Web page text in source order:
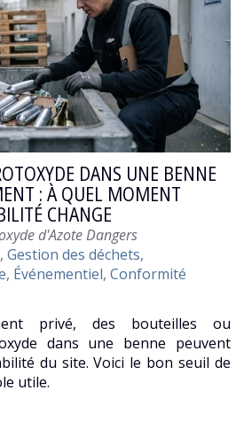
DANS UNE BENNE
: À QUEL MOMENT
CHANGE
d'Azote Dangers
, Gestion des déchets,
, Événementiel, Conformité
privé, des bouteilles ou
dans une benne peuvent
du site. Voici le bon seuil de
utile.